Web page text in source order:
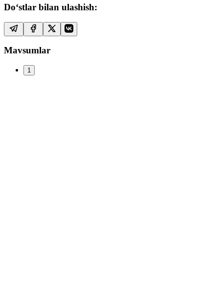
Do‘stlar bilan ulashish:
Mavsumlar
1